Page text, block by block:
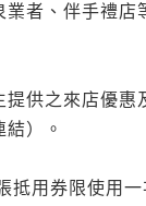
者、伴手禮店
提供之來店優惠
）。
抵用券限使用